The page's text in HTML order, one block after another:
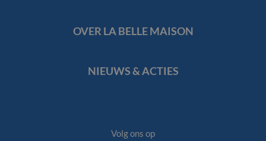
OVER LA BELLE MAISON
NIEUWS & ACTIES
Volg ons op